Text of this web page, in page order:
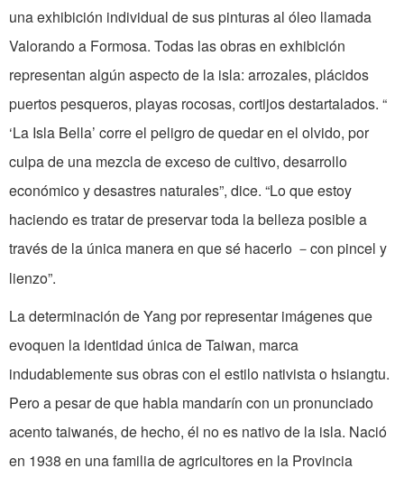
una exhibición individual de sus pinturas al óleo llamada
Valorando a Formosa. Todas las obras en exhibición
representan algún aspecto de la isla: arrozales, plácidos
puertos pesqueros, playas rocosas, cortijos destartalados. “
‘La Isla Bella’ corre el peligro de quedar en el olvido, por
culpa de una mezcla de exceso de cultivo, desarrollo
económico y desastres naturales”, dice. “Lo que estoy
haciendo es tratar de preservar toda la belleza posible a
través de la única manera en que sé hacerlo － con pincel y
lienzo”.
La determinación de Yang por representar imágenes que
evoquen la identidad única de Taiwan, marca
indudablemente sus obras con el estilo nativista o hsiangtu.
Pero a pesar de que habla mandarín con un pronunciado
acento taiwanés, de hecho, él no es nativo de la isla. Nació
en 1938 en una familia de agricultores en la Provincia